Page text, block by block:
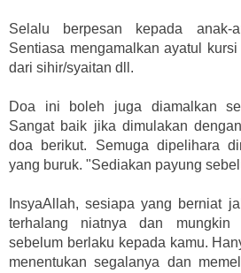
Selalu berpesan kepada anak-
Sentiasa mengamalkan ayatul
dari sihir/syaitan dll.
Doa ini boleh juga diamalkan
Sangat baik jika dimulakan
doa berikut. Semuga dipelihara
yang buruk. "Sediakan payung
InsyaAllah, sesiapa yang berniat
terhalang niatnya dan mungkin
sebelum berlaku kepada kamu.
menentukan segalanya dan